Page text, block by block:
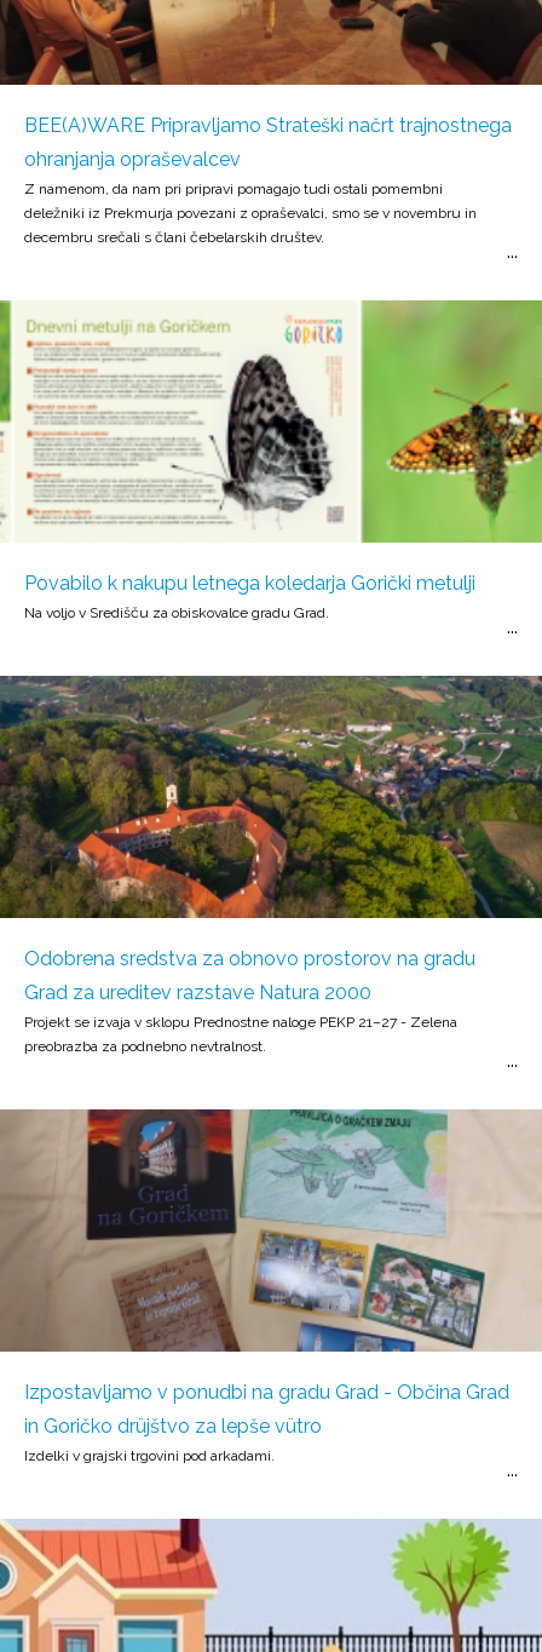
BEE(A)WARE Pripravljamo Strateški načrt trajnostnega
ohranjanja opraševalcev
Z namenom, da nam pri pripravi pomagajo tudi ostali pomembni
deležniki iz Prekmurja povezani z opraševalci, smo se v novembru in
decembru srečali s člani čebelarskih društev.
Povabilo k nakupu letnega koledarja Gorički metulji
Na voljo v Središču za obiskovalce gradu Grad.
Odobrena sredstva za obnovo prostorov na gradu
Grad za ureditev razstave Natura 2000
Projekt se izvaja v sklopu Prednostne naloge PEKP 21–27 - Zelena
preobrazba za podnebno nevtralnost.
Izpostavljamo v ponudbi na gradu Grad - Občina Grad
in Goričko drüjštvo za lepše vütro
Izdelki v grajski trgovini pod arkadami.